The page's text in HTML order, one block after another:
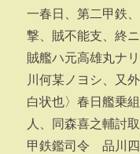
一春日、第二甲鉄
撃、賊不能支、終
賊艦ハ元高雄丸ナ
川何某ノヨシ、又
白状也〉春日艦乗
人、同森喜之輔討
甲鉄鑑司令 品川